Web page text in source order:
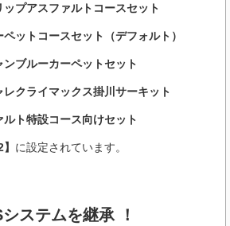
プアスファルトコースセット
ットコースセット（デフォルト）
ブルーカーペットセット
クライマックス掛川サーキット
ト特設コース向けセット
に設定されています。
ステムを継承 ！